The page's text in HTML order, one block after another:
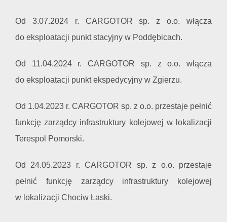
Od 3.07.2024 r. CARGOTOR sp. z o.o. włącza
do eksploatacji punkt stacyjny w Poddębicach.
Od 11.04.2024 r. CARGOTOR sp. z o.o. włącza
do eksploatacji punkt ekspedycyjny w Zgierzu.
Od 1.04.2023 r. CARGOTOR sp. z o.o. przestaje pełnić
funkcję zarządcy infrastruktury kolejowej w lokalizacji
Terespol Pomorski.
Od 24.05.2023 r. CARGOTOR sp. z o.o. przestaje
pełnić funkcję zarządcy infrastruktury kolejowej
w lokalizacji Chociw Łaski.